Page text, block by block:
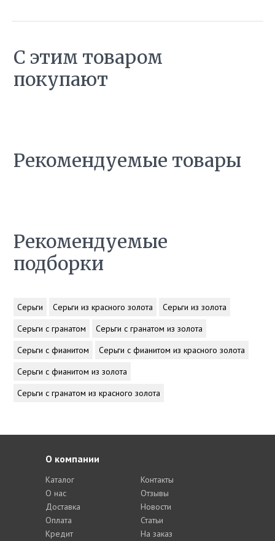
С этим товаром
покупают
Рекомендуемые товары
Рекомендуемые
подборки
Серьги Серьги из красного золота
Серьги из золота
Серьги с гранатом
Серьги с гранатом из золота
Серьги с фианитом
Серьги с фианитом из красного золота
Серьги с фианитом из золота
Серьги с гранатом из красного золота
О компании
Каталог
О нас
Доставка
Оплата
Кредит
Контакты
Отзывы
Новости
Статьи
На заказ